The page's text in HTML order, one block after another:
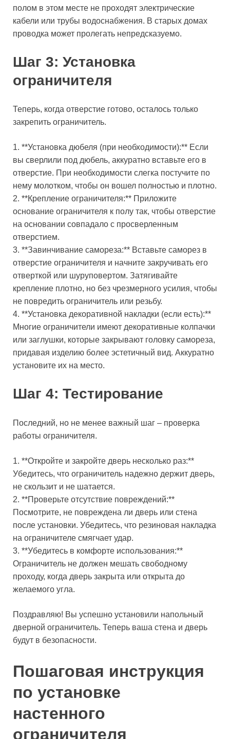
полом в этом месте не проходят электрические
кабели или трубы водоснабжения. В старых домах
проводка может пролегать непредсказуемо.
Шаг 3: Установка
ограничителя
Теперь, когда отверстие готово, осталось только
закрепить ограничитель.
1. **Установка дюбеля (при необходимости):** Если
вы сверлили под дюбель, аккуратно вставьте его в
отверстие. При необходимости слегка постучите по
нему молотком, чтобы он вошел полностью и плотно.
2. **Крепление ограничителя:** Приложите
основание ограничителя к полу так, чтобы отверстие
на основании совпадало с просверленным
отверстием.
3. **Завинчивание самореза:** Вставьте саморез в
отверстие ограничителя и начните закручивать его
отверткой или шуруповертом. Затягивайте
крепление плотно, но без чрезмерного усилия, чтобы
не повредить ограничитель или резьбу.
4. **Установка декоративной накладки (если есть):**
Многие ограничители имеют декоративные колпачки
или заглушки, которые закрывают головку самореза,
придавая изделию более эстетичный вид. Аккуратно
установите их на место.
Шаг 4: Тестирование
Последний, но не менее важный шаг – проверка
работы ограничителя.
1. **Откройте и закройте дверь несколько раз:**
Убедитесь, что ограничитель надежно держит дверь,
не скользит и не шатается.
2. **Проверьте отсутствие повреждений:**
Посмотрите, не повреждена ли дверь или стена
после установки. Убедитесь, что резиновая накладка
на ограничителе смягчает удар.
3. **Убедитесь в комфорте использования:**
Ограничитель не должен мешать свободному
проходу, когда дверь закрыта или открыта до
желаемого угла.
Поздравляю! Вы успешно установили напольный
дверной ограничитель. Теперь ваша стена и дверь
будут в безопасности.
Пошаговая инструкция
по установке
настенного
ограничителя